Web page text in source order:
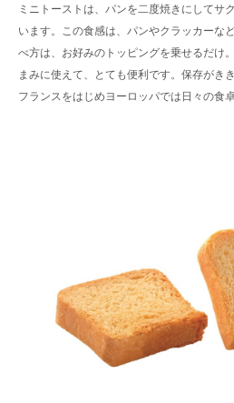
ミニトーストは、パンを二度焼きにしてサ
います。この食感は、パンやクラッカーな
べ方は、お好みのトッピングを乗せるだけ
まみに使えて、とても便利です。保存がき
フランスをはじめヨーロッパでは日々の食